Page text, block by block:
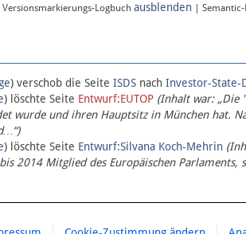
Versionsmarkierungs-Logbuch ausblenden |
) verschob die Seite ISDS nach Investor-State-
) löschte Seite Entwurf:EUTOP (Inhalt war: „Die
wurde und ihren Hauptsitz in München hat.
) löschte Seite Entwurf:Silvana Koch-Mehrin
2014 Mitglied des Europäischen